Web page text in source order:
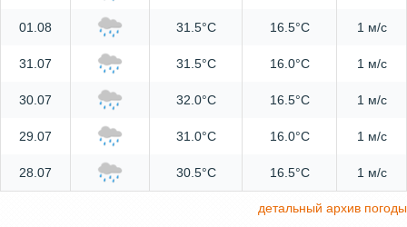
01.08 31.5°C 16.5°C 1 м/с
31.07 31.5°C 16.0°C 1 м/с
30.07 32.0°C 16.5°C 1 м/с
29.07 31.0°C 16.0°C 1 м/с
28.07 30.5°C 16.5°C 1 м/с
детальный архив погоды